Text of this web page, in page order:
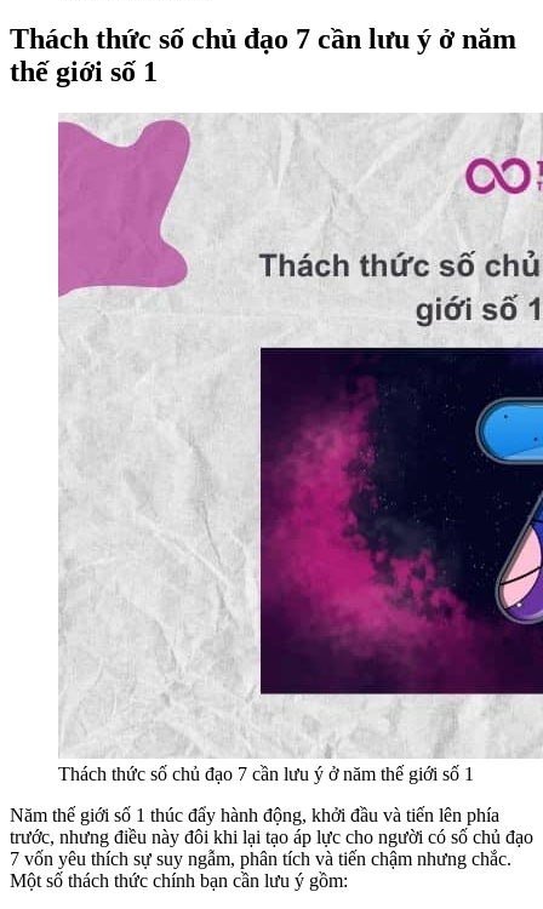
Thách thức số chủ đạo 7 cần lưu ý ở năm
thế giới số 1
Thách thức số chủ đạo 7 cần lưu ý ở năm thế giới số 1
Năm thế giới số 1 thúc đẩy hành động, khởi đầu và tiến lên phía
trước, nhưng điều này đôi khi lại tạo áp lực cho người có số chủ đạo
7 vốn yêu thích sự suy ngẫm, phân tích và tiến chậm nhưng chắc.
Một số thách thức chính bạn cần lưu ý gồm: